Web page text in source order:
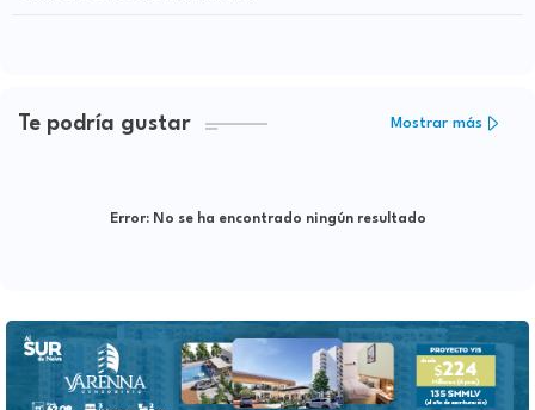
Te podría gustar Mostrar más
Error:No se ha encontrado ningún resultado